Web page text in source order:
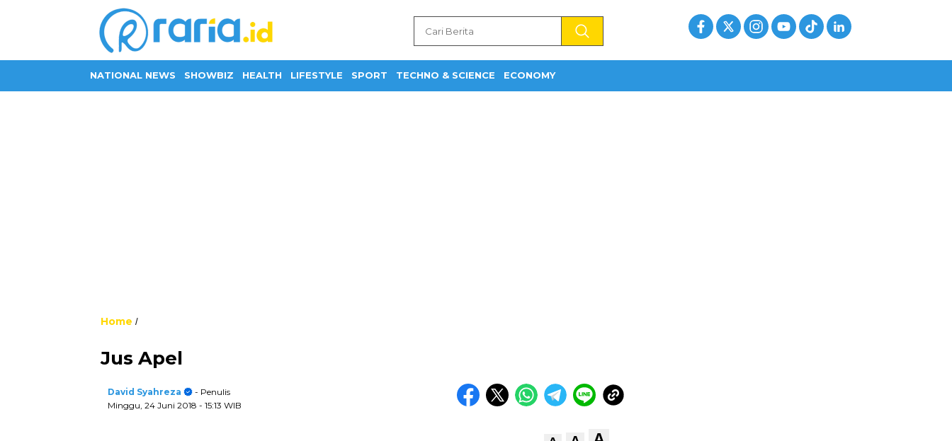
NATIONAL NEWS SHOWBIZ HEALTH LIFESTYLE SPORT TECHNO & SCIENCE ECONOMY
Home /
Jus Apel
David Syahreza
- Penulis
Minggu, 24 Juni 2018 - 15:13 WIB